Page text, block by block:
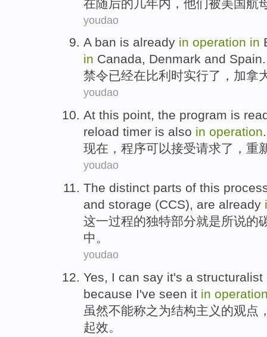
在随后的 几年内 ， 他们被美国航
youdao
A ban is already in operation in
in Canada, Denmark and Spain.
禁令已经在比利时实行了， 加拿
youdao
At this point, the program is
reload timer is also in operation.
现在 ， 程序可以接受请求了，重
youdao
The distinct parts of this
and storage (CCS), are already
这一过程的独特部分就是所说的
中。
youdao
Yes, I can say it's a structuralist
because I've seen it in
虽然不能称之为结构主义的观点
起效。